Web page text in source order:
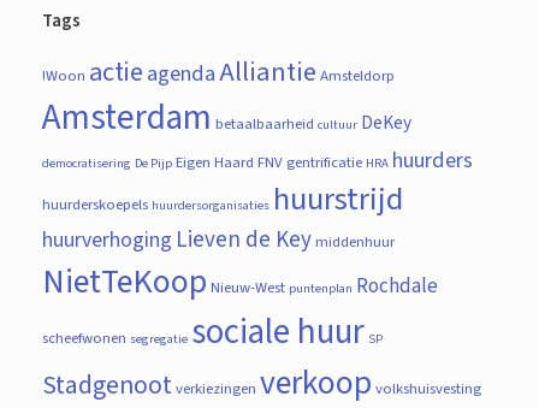
Tags
!Woon actieagendaAlliantie Amsteldorp
Amsterdam betaalbaarheid cultuur DeKey
democratisering De Pijp Eigen Haard FNV gentrificatie HRA huurders
huurderskoepels huurdersorganisaties huurstrijd
huurverhoging Lieven de Key middenhuur
NietTeKoop Nieuw-West puntenplan Rochdale
scheefwonen segregatie sociale huur SP
Stadgenootverkiezingen verkoop volkshuisvesting